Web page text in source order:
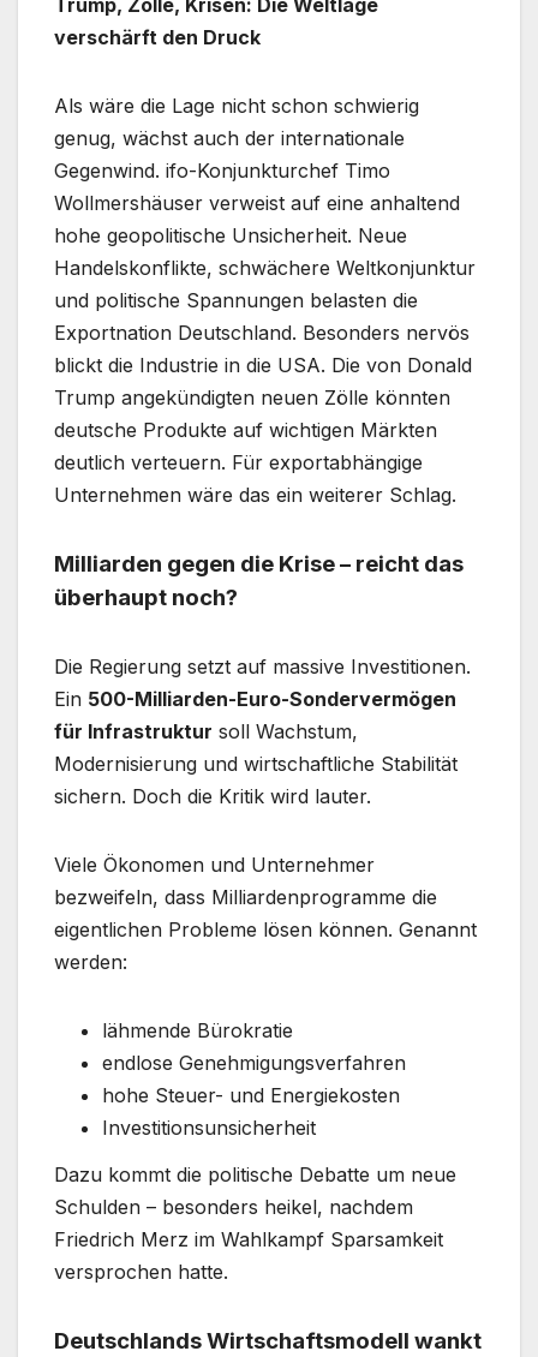
verschärft den Druck
Als wäre die Lage nicht schon schwierig
genug, wächst auch der internationale
Gegenwind. ifo-Konjunkturchef Timo
Wollmershäuser verweist auf eine anhaltend
hohe geopolitische Unsicherheit. Neue
Handelskonflikte, schwächere Weltkonjunktur
und politische Spannungen belasten die
Exportnation Deutschland. Besonders nervös
blickt die Industrie in die USA. Die von Donald
Trump angekündigten neuen Zölle könnten
deutsche Produkte auf wichtigen Märkten
deutlich verteuern. Für exportabhängige
Unternehmen wäre das ein weiterer Schlag.
Milliarden gegen die Krise – reicht das
überhaupt noch?
Die Regierung setzt auf massive Investitionen.
Ein 500-Milliarden-Euro-Sondervermögen
für Infrastruktur soll Wachstum,
Modernisierung und wirtschaftliche Stabilität
sichern. Doch die Kritik wird lauter.
Viele Ökonomen und Unternehmer
bezweifeln, dass Milliardenprogramme die
eigentlichen Probleme lösen können. Genannt
werden:
lähmende Bürokratie
endlose Genehmigungsverfahren
hohe Steuer- und Energiekosten
Investitionsunsicherheit
Dazu kommt die politische Debatte um neue
Schulden – besonders heikel, nachdem
Friedrich Merz im Wahlkampf Sparsamkeit
versprochen hatte.
Deutschlands Wirtschaftsmodell wankt